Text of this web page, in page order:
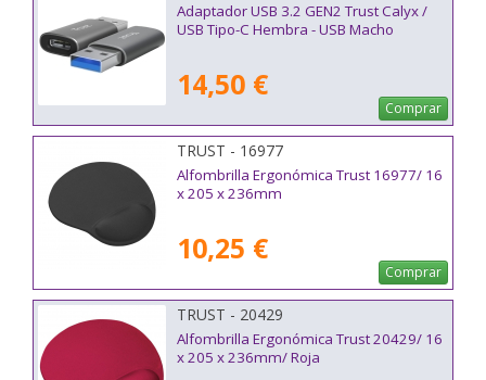
Adaptador USB 3.2 GEN2 Trust Calyx /
USB Tipo-C Hembra - USB Macho
14,50 €
Comprar
TRUST - 16977
Alfombrilla Ergonómica Trust 16977/ 16
x 205 x 236mm
10,25 €
Comprar
TRUST - 20429
Alfombrilla Ergonómica Trust 20429/ 16
x 205 x 236mm/ Roja